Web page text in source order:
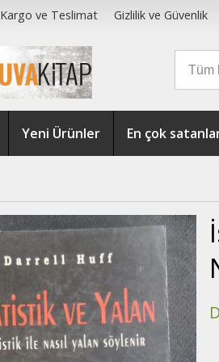
Kargo ve Teslimat Gizlilik ve Güvenlik
Yeni Ürünler En çok